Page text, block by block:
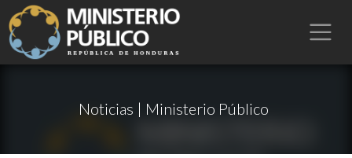
Noticias | Ministerio Público